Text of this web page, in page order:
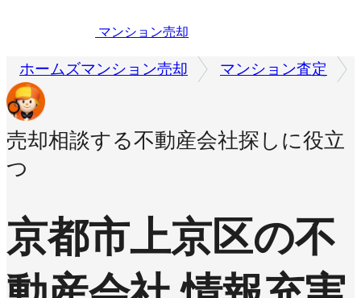
マンション売却
ホームズマンション売却 マンション査定
売却相談する不動産会社探しに役立
つ
京都市上京区の不